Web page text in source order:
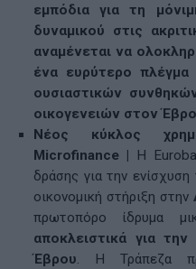
εμπόδια για τη
δυναμικού στις
αναμένεται να
ένα ευρύτερο πλέγμα
ουσιαστικών
οικογενειών στον
Νέος κύκλος
Microfinance |
Η
δράσης για την ενίσχυση
οικονομική στήριξη στην
πρωτοπόρο ίδρυμα
αποκλειστικά για
Έβρου. Η Τράπεζα